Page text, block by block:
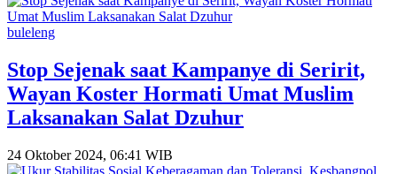
buleleng
Stop Sejenak saat Kampanye di Seririt,
Wayan Koster Hormati Umat Muslim
Laksanakan Salat Dzuhur
24 Oktober 2024, 06:41 WIB